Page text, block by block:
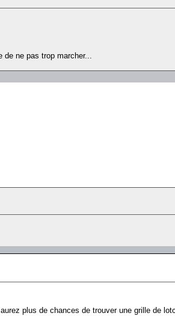
ne pas trop marcher...
plus de chances de trouver une grille de